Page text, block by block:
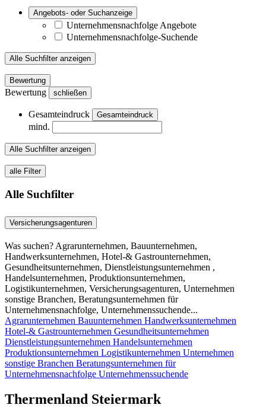
Angebots- oder Suchanzeige
Unternehmensnachfolge Angebote
Unternehmensnachfolge-Suchende
Alle Suchfilter anzeigen
Bewertung
Bewertung schließen
Gesamteindruck Gesamteindruck
mind.
Alle Suchfilter anzeigen
alle Filter
Alle Suchfilter
Versicherungsagenturen
Was suchen? Agrarunternehmen, Bauunternehmen,
Handwerksunternehmen, Hotel-& Gastrounternehmen,
Gesundheitsunternehmen, Dienstleistungsunternehmen ,
Handelsunternehmen, Produktionsunternehmen,
Logistikunternehmen, Versicherungsagenturen, Unternehmen
sonstige Branchen, Beratungsunternehmen für
Unternehmensnachfolge, Unternehmenssuchende...
Agrarunternehmen Bauunternehmen Handwerksunternehmen
Hotel-& Gastrounternehmen Gesundheitsunternehmen
Dienstleistungsunternehmen Handelsunternehmen
Produktionsunternehmen Logistikunternehmen Unternehmen
sonstige Branchen Beratungsunternehmen für
Unternehmensnachfolge Unternehmenssuchende
Thermenland Steiermark